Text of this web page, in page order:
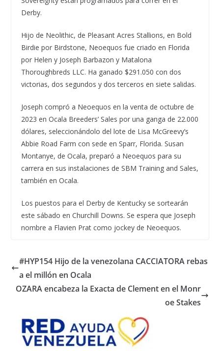
Derby.
Hijo de Neolithic, de Pleasant Acres Stallions, en Bold
Birdie por Birdstone, Neoequos fue criado en Florida
por Helen y Joseph Barbazon y Matalona
Thoroughbreds LLC. Ha ganado $291.050 con dos
victorias, dos segundos y dos terceros en siete salidas.
Joseph compró a Neoequos en la venta de octubre de
2023 en Ocala Breeders’ Sales por una ganga de 22.000
dólares, seleccionándolo del lote de Lisa McGreevy’s
Abbie Road Farm con sede en Sparr, Florida. Susan
Montanye, de Ocala, preparó a Neoequos para su
carrera en sus instalaciones de SBM Training and Sales,
también en Ocala.
Los puestos para el Derby de Kentucky se sortearán
este sábado en Churchill Downs. Se espera que Joseph
nombre a Flavien Prat como jockey de Neoequos.
#HYP154 Hijo de la venezolana CACCIATORA rebas
a el millón en Ocala
OZARA encabeza la Exacta de Clement en el Monr
oe Stakes